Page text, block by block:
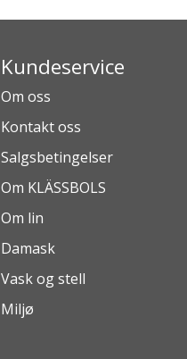
Kundeservice
Om oss
Kontakt oss
Salgsbetingelser
Om KLÄSSBOLS
Om lin
Damask
Vask og stell
Miljø